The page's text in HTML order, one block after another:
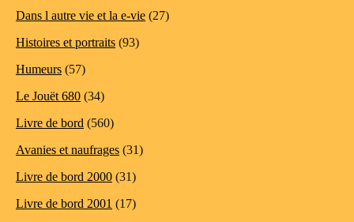
Dans l autre vie et la e-vie (27)
Histoires et portraits (93)
Humeurs (57)
Le Jouët 680 (34)
Livre de bord (560)
Avanies et naufrages (31)
Livre de bord 2000 (31)
Livre de bord 2001 (17)